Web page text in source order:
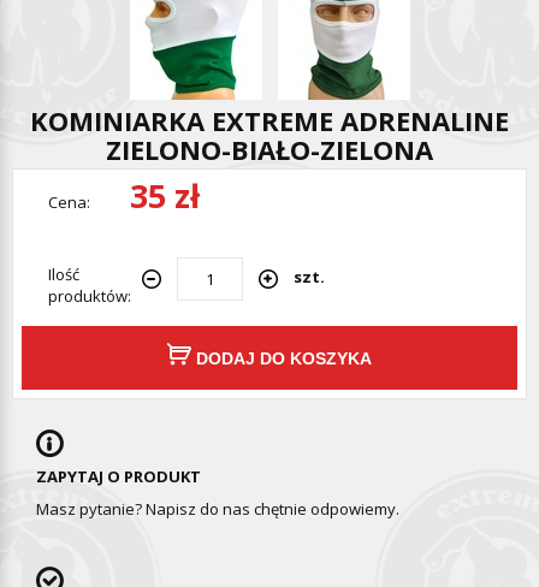
KOMINIARKA EXTREME ADRENALINE
ZIELONO-BIAŁO-ZIELONA
Cena: 35 zł
Ilość
produktów:
szt.
DODAJ DO KOSZYKA
ZAPYTAJ O PRODUKT
Masz pytanie? Napisz do nas chętnie odpowiemy.